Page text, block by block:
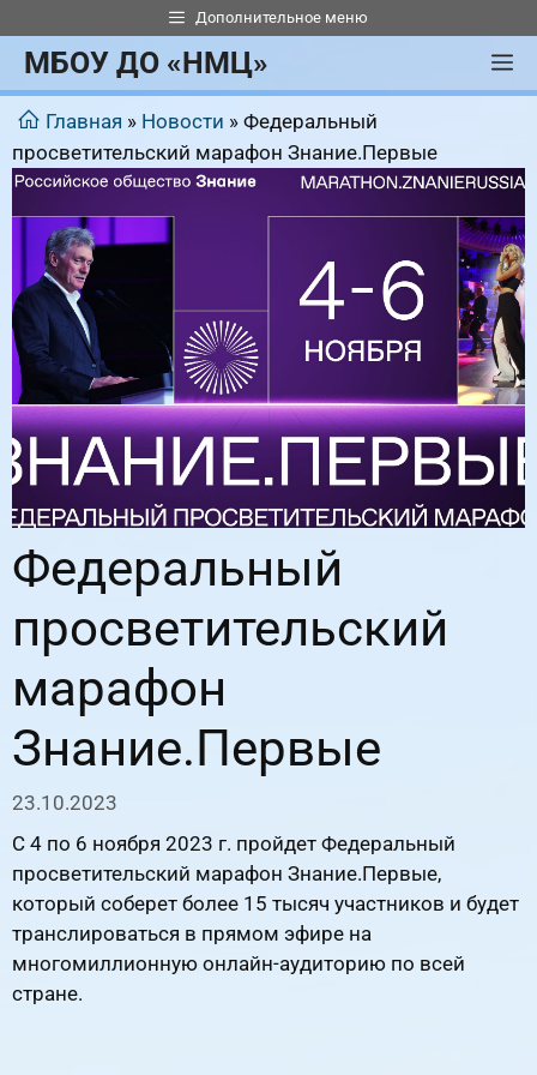
к
содержимому
Дополнительное меню
МБОУ ДО «НМЦ»
Главная » Новости »Федеральный
просветительский марафон Знание.Первые
Федеральный
просветительский
марафон
Знание.Первые
23.10.2023
С 4 по 6 ноября 2023 г. пройдет Федеральный
просветительский марафон Знание.Первые,
который соберет более 15 тысяч участников и будет
транслироваться в прямом эфире на
многомиллионную онлайн-аудиторию по всей
стране.